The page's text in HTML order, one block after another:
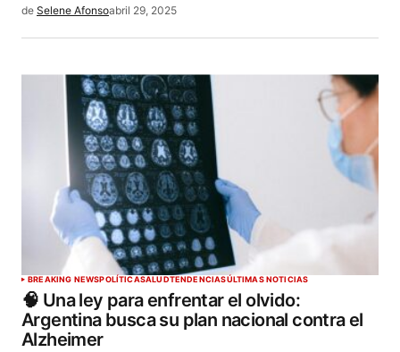
de Selene Afonsoabril 29, 2025
BREAKING NEWSPOLÍTICASALUDTENDENCIASÚLTIMAS NOTICIAS
🧠 Una ley para enfrentar el olvido:
Argentina busca su plan nacional contra el
Alzheimer